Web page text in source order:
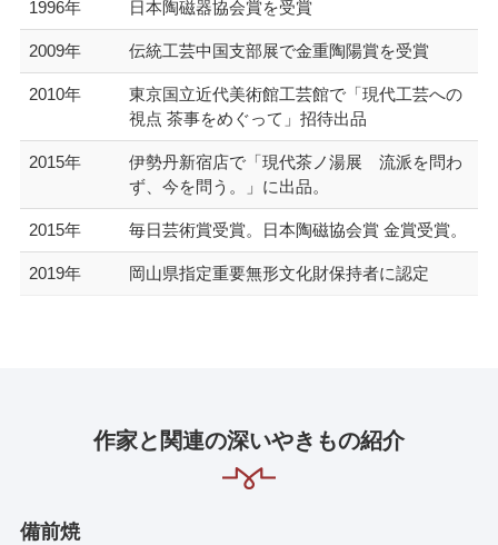
1996年 日本陶磁器協会賞を受賞
2009年 伝統工芸中国支部展で金重陶陽賞を受賞
2010年
東京国立近代美術館工芸館で「現代工芸への
視点 茶事をめぐって」招待出品
2015年
伊勢丹新宿店で「現代茶ノ湯展 流派を問わ
ず、今を問う。」に出品。
2015年 毎日芸術賞受賞。日本陶磁協会賞 金賞受賞。
2019年 岡山県指定重要無形文化財保持者に認定
作家と関連の深いやきもの紹介
備前焼